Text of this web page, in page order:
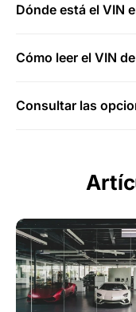
Dónde está el VIN
Cómo leer el VIN
Consultar las